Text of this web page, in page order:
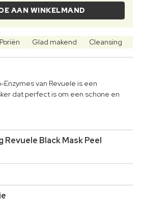
AAN WINKELMAND
Poriën Glad makend Cleansing
Enzymes van Revuele is een
dat perfect is om een schone en
Black Mask Peel